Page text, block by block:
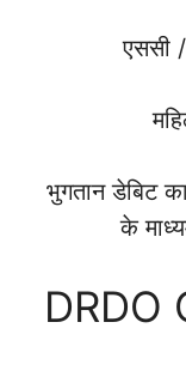
एससी
भुगतान डेबिट
के
DRDO